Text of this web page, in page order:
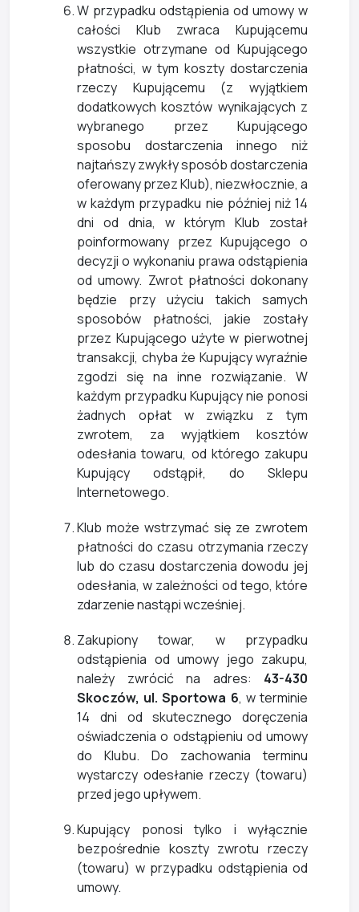
W przypadku odstąpienia od umowy w
całości Klub zwraca Kupującemu
wszystkie otrzymane od Kupującego
płatności, w tym koszty dostarczenia
rzeczy Kupującemu (z wyjątkiem
dodatkowych kosztów wynikających z
wybranego przez Kupującego
sposobu dostarczenia innego niż
najtańszy zwykły sposób dostarczenia
oferowany przez Klub), niezwłocznie, a
w każdym przypadku nie później niż 14
dni od dnia, w którym Klub został
poinformowany przez Kupującego o
decyzji o wykonaniu prawa odstąpienia
od umowy. Zwrot płatności dokonany
będzie przy użyciu takich samych
sposobów płatności, jakie zostały
przez Kupującego użyte w pierwotnej
transakcji, chyba że Kupujący wyraźnie
zgodzi się na inne rozwiązanie. W
każdym przypadku Kupujący nie ponosi
żadnych opłat w związku z tym
zwrotem, za wyjątkiem kosztów
odesłania towaru, od którego zakupu
Kupujący odstąpił, do Sklepu
Internetowego.
Klub może wstrzymać się ze zwrotem
płatności do czasu otrzymania rzeczy
lub do czasu dostarczenia dowodu jej
odesłania, w zależności od tego, które
zdarzenie nastąpi wcześniej.
Zakupiony towar, w przypadku
odstąpienia od umowy jego zakupu,
należy zwrócić na adres: 43-430
Skoczów, ul. Sportowa 6, w terminie
14 dni od skutecznego doręczenia
oświadczenia o odstąpieniu od umowy
do Klubu. Do zachowania terminu
wystarczy odesłanie rzeczy (towaru)
przed jego upływem.
Kupujący ponosi tylko i wyłącznie
bezpośrednie koszty zwrotu rzeczy
(towaru) w przypadku odstąpienia od
umowy.